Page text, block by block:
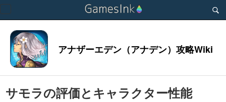
Toggle
アナザーエデン（アナデン）攻略Wiki
サモラの評価とキャラクター性能